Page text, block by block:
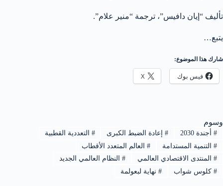
تأليف “إيان دافيس”، ترجمة “منير علام”.
يتبع…
شارك هذا الموضوع:
فيس بوك X
وسوم
#أجندة 2030 #إعادة الضبط الكبرى # التعددية القطبية
#التنمية المستدامة #العالم المتعدد الأقطاب
#المنتدى الاقتصادي العالمي #النظام العالمي الجديد
#كلوس شواب #نهاية لبعولمة